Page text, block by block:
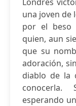
una joven de
por el beso
quien, aun
que su
adoración,
diablo de la
conocerla.
esperando